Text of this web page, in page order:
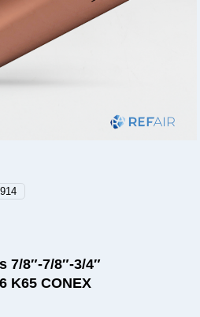
7/8″-7/8″-3/4″
K65 CONEX